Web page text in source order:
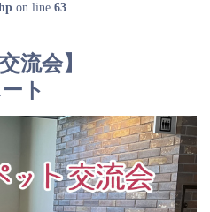
on line 63
流会】
ト